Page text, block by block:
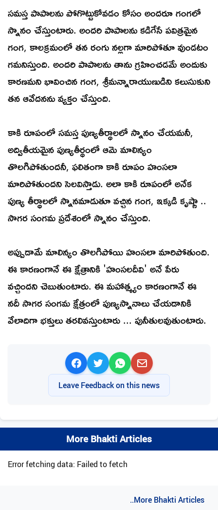
సమస్త పాపాలను పోగొట్టుకోవడం కోసం అందరూ గంగలో
స్నానం చేస్తుంటారు. అందరి పాపాలను కడిగేసే పవిత్రమైన
గంగ, కాలక్రమంలో తన రంగు నల్లగా మారిపోతూ వుండటం
గమనిస్తుంది. అందరి పాపాలను తాను గ్రహించడమే అందుకు
కారణమని భావించిన గంగ, శ్రీమన్నారాయుణుడిని కలుసుకుని
తన ఆవేదనను వ్యక్తం చేస్తుంది.
కాకి రూపంలో సమస్త పుణ్యతీర్థాలలో స్నానం చేయమనీ,
అద్వితీయమైన పుణ్యతీర్థంలో ఆమె మాలిన్యం
తొలగిపోతుందనీ, ఫలితంగా కాకి రూపం హంసలా
మారిపోతుందని సెలవిస్తాడు. అలా కాకి రూపంలో అనేక
పుణ్య తీర్థాలలో స్నానమాడుతూ వచ్చిన గంగ, ఇక్కడి కృష్ణా ..
సాగర సంగమ ప్రదేశంలో స్నానం చేస్తుంది.
అప్పుడామే మాలిన్యం తొలగిపోయి హంసలా మారిపోతుంది.
ఈ కారణంగానే ఈ క్షేత్రానికి 'హంసలదీవి' అనే పేరు
వచ్చిందని చెబుతుంటారు. ఈ మహాత్మ్యం కారణంగానే ఈ
నదీ సాగర సంగమ క్షేత్రంలో పుణ్యస్నానాలు చేయడానికి
వేలాదిగా భక్తులు తరలివస్తుంటారు ... పునీతులవుతుంటారు.
Leave Feedback on this news
More Bhakti Articles
Error fetching data: Failed to fetch
..More Bhakti Articles